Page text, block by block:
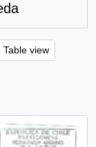
Table view